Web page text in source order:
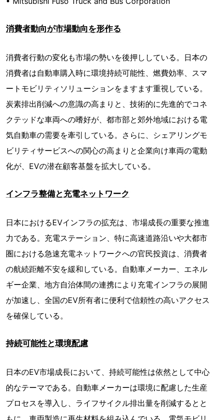
消費者動向が市場動向を形作る
消費者行動の変化も市場の勢いを後押ししている。日本の
消費者は自動車購入時に環境持続可能性、燃費効率、スマ
ートモビリティソリューションをますます重視している。
炭素排出削減への意識の高まりと、技術的に先進的でコネ
クテッドな車両への嗜好が、都市部と郊外地域における電
気自動車の需要を牽引している。さらに、シェアリングモ
ビリティサービスへの関心の高まりと企業向け車両の電動
化が、EVの潜在顧客基盤を拡大している。
インフラ整備と充電ネットワーク
日本におけるEVインフラの拡充は、市場成長の重要な推進
力である。充電ステーション、特に高速道路沿いや大都市
圏における急速充電ネットワークへの官民投資は、消費者
の航続距離不安を緩和している。自動車メーカー、エネル
ギー企業、地方自治体間の連携により充電インフラの展開
が加速し、全国のEV所有者に便利で信頼性の高いアクセス
を確保している。
持続可能性と環境配慮
日本のEV市場成長において、持続可能性は依然として中心
的なテーマである。自動車メーカーは環境に配慮した生産
プロセスを導入し、ライフサイクル排出量を削減するとと